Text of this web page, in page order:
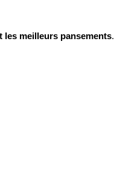
les meilleurs pansements.